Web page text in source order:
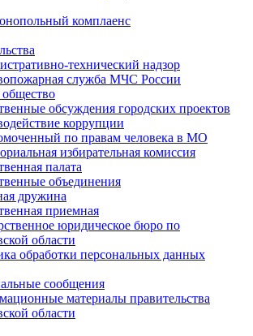
комплаенс
технический надзор
служба МЧС России
общество
обсуждения городских проектов
коррупции
по правам человека в МО
избирательная комиссия
палата
объединения
дружина
приемная
юридическое бюро по
области
обработки персональных данных
сообщения
материалы правительства
области